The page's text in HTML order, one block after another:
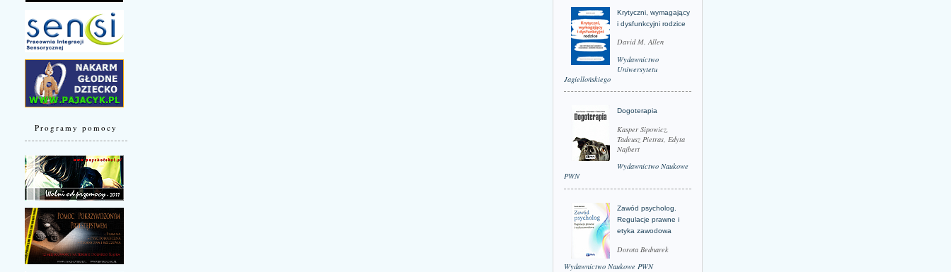
Programy pomocy
Krytyczni, wymagający
i dysfunkcyjni rodzice
David M. Allen
Wydawnictwo
Uniwersytetu
Jagiellońskiego
Dogoterapia
Kasper Sipowicz,
Tadeusz Pietras, Edyta
Najbert
Wydawnictwo Naukowe
PWN
Zawód psycholog.
Regulacje prawne i
etyka zawodowa
Dorota Bednarek
Wydawnictwo Naukowe PWN